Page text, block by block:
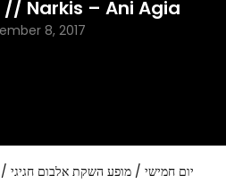
נרקיס – אני אגיע // Narkis – Ani Agia
8, 2017